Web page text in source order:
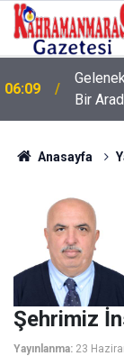
06:09
Bir
Anasayfa
Şehrimiz
Yayınlanma: 23